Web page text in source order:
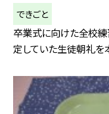
できごと
卒業式に向けた全校練
定していた生徒朝礼を